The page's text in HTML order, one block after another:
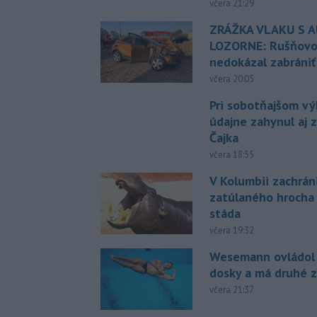
včera 21:29
ZRÁŽKA VLAKU S
LOZORNE:
nedokázal zabrániť
včera 20:05
Pri sobotňajšom
údajne zahynul aj
Čajka
včera 18:55
V Kolumbii
zatúlaného hrocha
stáda
včera 19:32
Wesemann
dosky a má druhé
včera 21:37